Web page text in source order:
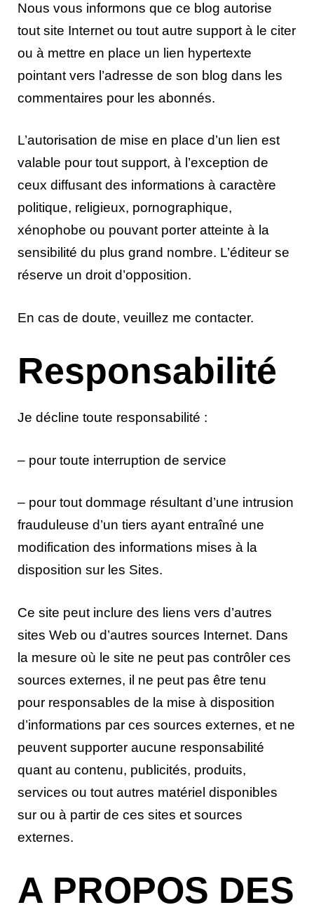
Nous vous informons que ce blog autorise
tout site Internet ou tout autre support à le citer
ou à mettre en place un lien hypertexte
pointant vers l’adresse de son blog dans les
commentaires pour les abonnés.
L’autorisation de mise en place d’un lien est
valable pour tout support, à l’exception de
ceux diffusant des informations à caractère
politique, religieux, pornographique,
xénophobe ou pouvant porter atteinte à la
sensibilité du plus grand nombre. L’éditeur se
réserve un droit d’opposition.
En cas de doute, veuillez me contacter.
Responsabilité
Je décline toute responsabilité :
– pour toute interruption de service
– pour tout dommage résultant d’une intrusion
frauduleuse d’un tiers ayant entraîné une
modification des informations mises à la
disposition sur les Sites.
Ce site peut inclure des liens vers d’autres
sites Web ou d’autres sources Internet. Dans
la mesure où le site ne peut pas contrôler ces
sources externes, il ne peut pas être tenu
pour responsables de la mise à disposition
d’informations par ces sources externes, et ne
peuvent supporter aucune responsabilité
quant au contenu, publicités, produits,
services ou tout autres matériel disponibles
sur ou à partir de ces sites et sources
externes.
A PROPOS DES